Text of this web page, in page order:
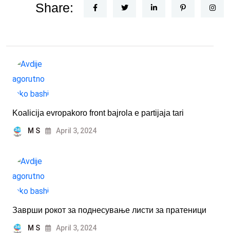
Share:
Koalicija evropakoro front bajrola e partijaja tari
M S April 3, 2024
Заврши рокот за поднесување листи за пратеници
M S April 3, 2024